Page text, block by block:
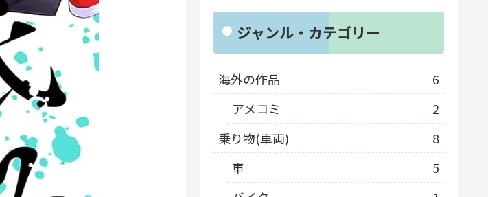
ジャンル・カテゴリー
海外の作品
6
アメコミ
2
乗り物(車両)
8
車
5